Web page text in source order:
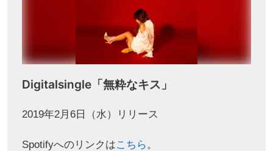
Digitalsingle「無粋なキス」
2019年2月6日（水）リリース
Spotifyへのリンクはこちら 。